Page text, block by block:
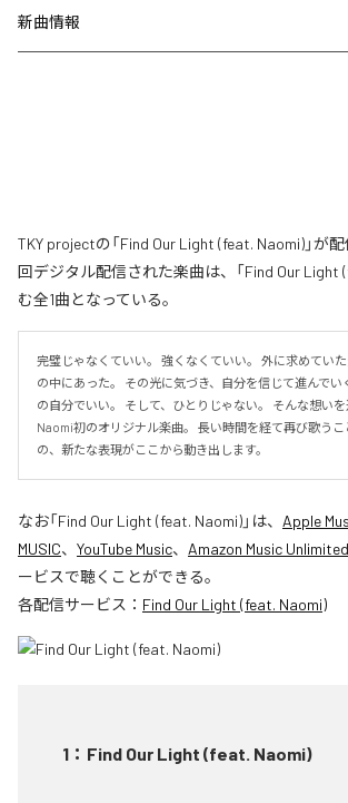
新曲情報
TKY projectの「Find Our Light (feat. Naomi)」が
回デジタル配信された楽曲は、「Find Our Light
む全1曲となっている。
完璧じゃなくていい。 強くなくていい。 外に求めてい
の中にあった。 その光に気づき、自分を信じて進んでい
の自分でいい。 そして、ひとりじゃない。 そんな想いを
Naomi初のオリジナル楽曲。 長い時間を経て再び歌う
の、新たな表現がここから動き出します。
なお「Find Our Light (feat. Naomi)」は、 Apple
MUSIC、 YouTube Music、 Amazon Music Unlimited
ービスで聴くことができる。
各配信サービス： Find Our Light (feat. Naomi)
1 ： Find Our Light (feat. Naomi)